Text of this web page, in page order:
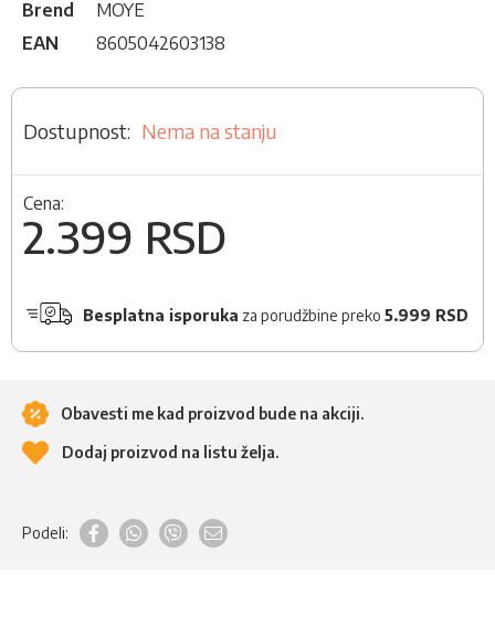
Brend
MOYE
EAN
8605042603138
Nema na stanju
Cena:
2.399 RSD
Besplatna isporuka za porudžbine preko 5.999 RSD
Obavesti me kad proizvod bude na akciji.
Dodaj proizvod na listu želja.
Podeli: